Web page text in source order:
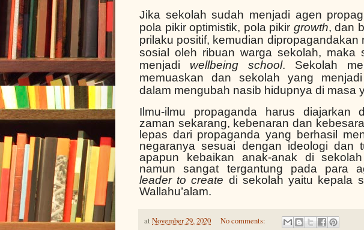
Jika sekolah sudah menjadi agen
pola pikir optimistik, pola pikir growth, dan
prilaku positif, kemudian dipropagandakan
sosial oleh ribuan warga sekolah, maka
menjadi wellbeing school. Sekolah
memuaskan dan sekolah yang
dalam mengubah nasib hidupnya di masa
Ilmu-ilmu propaganda harus diajarkan
zaman sekarang, kebenaran dan
lepas dari propaganda yang berhasil
negaranya sesuai dengan ideologi dan
apapun kebaikan anak-anak di
namun sangat tergantung pada para
leader to create di sekolah yaitu kepala
Wallahu’alam.
at November 29, 2020
No comments: